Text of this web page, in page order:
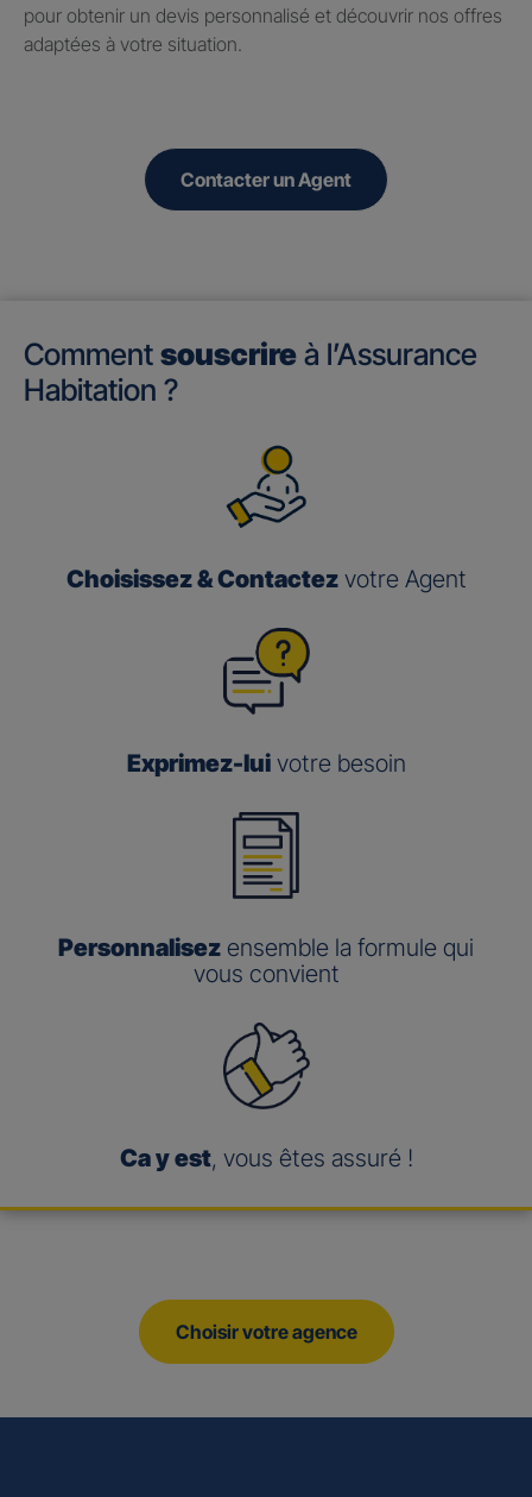
pour obtenir un devis personnalisé et découvrir nos offres
adaptées à votre situation.
Contacter un Agent
Comment souscrire à l’Assurance
Habitation ?
Choisissez & Contactezvotre Agent
Exprimez-luivotre besoin
Personnalisez ensemble la formule qui
vous convient
Ca y est, vous êtes assuré !
Choisir votre agence